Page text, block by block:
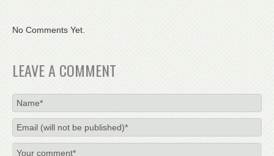
No Comments Yet.
LEAVE A COMMENT